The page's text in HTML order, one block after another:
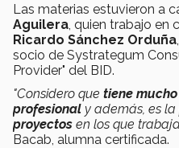
Las materias estuvieron a
Aguilera , quien trabajo en
Ricardo Sánchez Orduña
socio de Systrategum
Provider" del BID.
"Considero que tiene
profesional y además, es
proyectos en los que
Bacab, alumna certificada.